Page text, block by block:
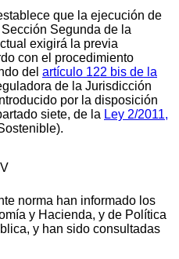
que la ejecución de
Segunda de la
exigirá la previa
con el procedimiento
del artículo 122 bis de la
de la Jurisdicción
por la disposición
siete, de la Ley 2/2011,
V
norma han informado los
y Hacienda, y de Política
y han sido consultadas